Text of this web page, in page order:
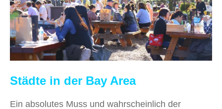
Städte in der Bay Area
Ein absolutes Muss und wahrscheinlich der